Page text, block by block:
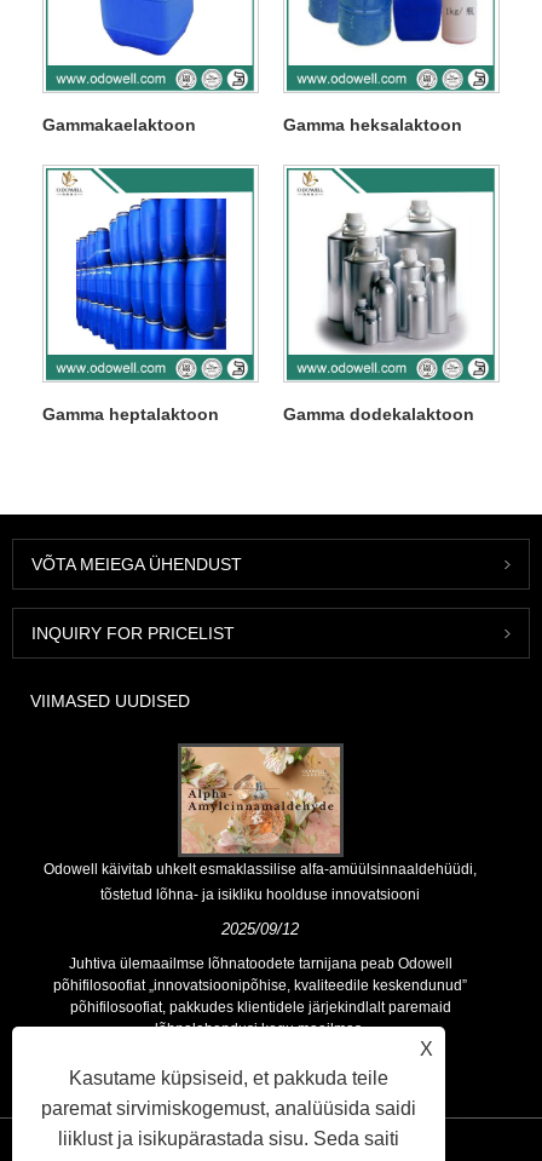
Gammakaelaktoon Gamma heksalaktoon
Gamma heptalaktoon Gamma dodekalaktoon
VÕTA MEIEGA ÜHENDUST
INQUIRY FOR PRICELIST
VIIMASED UUDISED
Odowell käivitab uhkelt esmaklassilise alfa-amüülsinnaaldehüüdi,
tõstetud lõhna- ja isikliku hoolduse innovatsiooni
2025/09/12
Juhtiva ülemaailmse lõhnatoodete tarnijana peab Odowell
põhifilosoofiat „innovatsioonipõhise, kvaliteedile keskendunud”
põhifilosoofiat, pakkudes klientidele järjekindlalt paremaid
lõhnalahendusi kogu maailmas.
X
Kasutame küpsiseid, et pakkuda teile
paremat sirvimiskogemust, analüüsida saidi
liiklust ja isikupärastada sisu. Seda saiti